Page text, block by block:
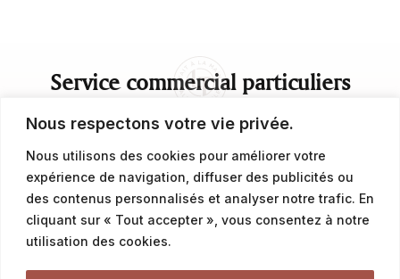
Nous respectons votre vie privée.
Nous utilisons des cookies pour améliorer votre
expérience de navigation, diffuser des publicités ou
des contenus personnalisés et analyser notre trafic. En
cliquant sur « Tout accepter », vous consentez à notre
utilisation des cookies.
Service commercial particuliers
04 76 43 20 09
Service commercial professionnels